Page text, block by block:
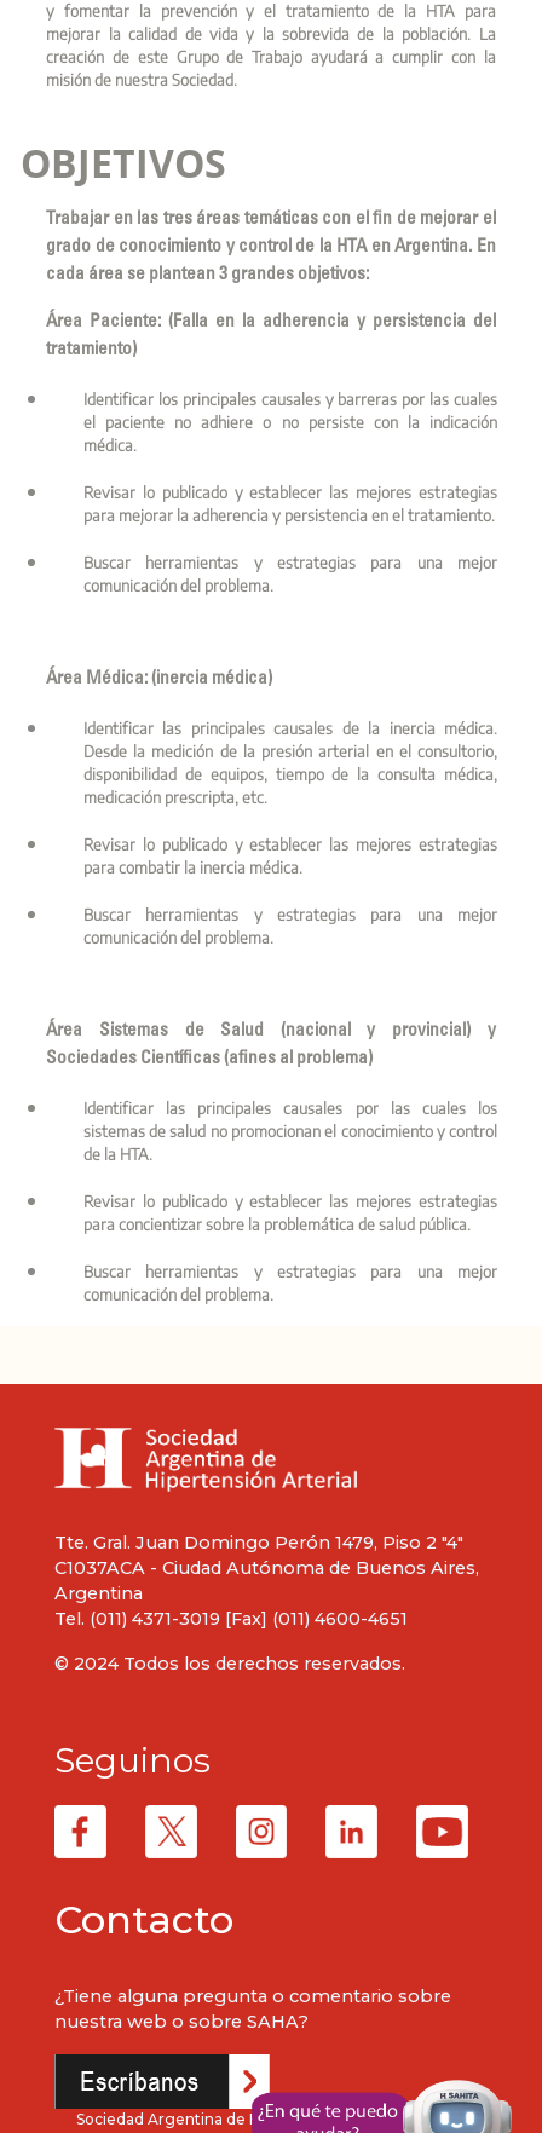
y fomentar la prevención y el tratamiento de la HTA para
mejorar la calidad de vida y la sobrevida de la población. La
creación de este Grupo de Trabajo ayudará a cumplir con la
misión de nuestra Sociedad.
OBJETIVOS
Trabajar en las tres áreas temáticas con el fin de mejorar el
grado de conocimiento y control de la HTA en Argentina. En
cada área se plantean 3 grandes objetivos:
Área Paciente: (Falla en la adherencia y persistencia del
tratamiento)
Identificar los principales causales y barreras por las cuales
el paciente no adhiere o no persiste con la indicación
médica.
Revisar lo publicado y establecer las mejores estrategias
para mejorar la adherencia y persistencia en el tratamiento.
Buscar herramientas y estrategias para una mejor
comunicación del problema.
Área Médica: (inercia médica)
Identificar las principales causales de la inercia médica.
Desde la medición de la presión arterial en el consultorio,
disponibilidad de equipos, tiempo de la consulta médica,
medicación prescripta, etc.
Revisar lo publicado y establecer las mejores estrategias
para combatir la inercia médica.
Buscar herramientas y estrategias para una mejor
comunicación del problema.
Área Sistemas de Salud (nacional y provincial) y
Sociedades Científicas (afines al problema)
Identificar las principales causales por las cuales los
sistemas de salud no promocionan el conocimiento y control
de la HTA.
Revisar lo publicado y establecer las mejores estrategias
para concientizar sobre la problemática de salud pública.
Buscar herramientas y estrategias para una mejor
comunicación del problema.
Tte. Gral. Juan Domingo Perón 1479, Piso 2 "4"
C1037ACA - Ciudad Autónoma de Buenos Aires,
Argentina
Tel. (011) 4371-3019 [Fax] (011) 4600-4651
© 2024 Todos los derechos reservados.
Seguinos
Contacto
¿Tiene alguna pregunta o comentario sobre
nuestra web o sobre SAHA?
Sociedad Argentina de Hipertensión Arterial. © 2024